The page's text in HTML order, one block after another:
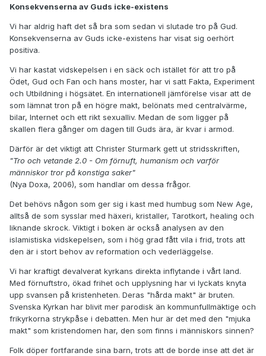
Konsekvenserna av Guds icke-existens
Vi har aldrig haft det så bra som sedan vi slutade tro på Gud.
Konsekvenserna av Guds icke-existens har visat sig oerhört
positiva.
Vi har kastat vidskepelsen i en säck och istället för att tro på
Ödet, Gud och Fan och hans moster, har vi satt Fakta, Experiment
och Utbildning i högsätet. En internationell jämförelse visar att de
som lämnat tron på en högre makt, belönats med centralvärme,
bilar, Internet och ett rikt sexualliv. Medan de som ligger på
skallen flera gånger om dagen till Guds ära, är kvar i armod.
Därför är det viktigt att Christer Sturmark gett ut stridsskriften,
"Tro och vetande 2.0 - Om förnuft, humanism och varför
människor tror på konstiga saker"
(Nya Doxa, 2006), som handlar om dessa frågor.
Det behövs någon som ger sig i kast med humbug som New Age,
alltså de som sysslar med häxeri, kristaller, Tarotkort, healing och
liknande skrock. Viktigt i boken är också analysen av den
islamistiska vidskepelsen, som i hög grad fått vila i frid, trots att
den är i stort behov av reformation och vederläggelse.
Vi har kraftigt devalverat kyrkans direkta inflytande i vårt land.
Med förnuftstro, ökad frihet och upplysning har vi lyckats knyta
upp svansen på kristenheten. Deras "hårda makt" är bruten.
Svenska Kyrkan har blivit mer parodisk än kommunfullmäktige och
frikyrkorna strykpåse i debatten. Men hur är det med den "mjuka
makt" som kristendomen har, den som finns i människors sinnen?
Folk döper fortfarande sina barn, trots att de borde inse att det är